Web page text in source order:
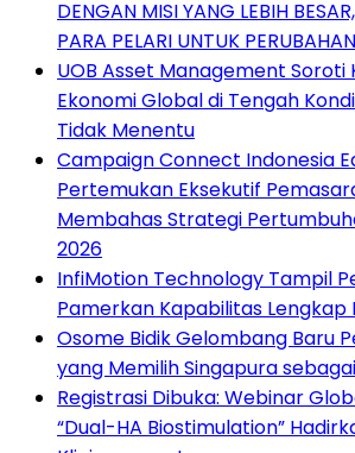
DENGAN MISI YANG LEBIH
PARA PELARI UNTUK PERUBAHAN
UOB Asset Management Soroti
Ekonomi Global di Tengah
Tidak Menentu
Campaign Connect Indonesia
Pertemukan Eksekutif
Membahas Strategi
2026
InfiMotion Technology Tampil
Pamerkan Kapabilitas Lengkap
Osome Bidik Gelombang Baru
yang Memilih Singapura
Registrasi Dibuka: Webinar
“Dual-HA Biostimulation”